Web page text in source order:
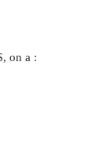
on a :